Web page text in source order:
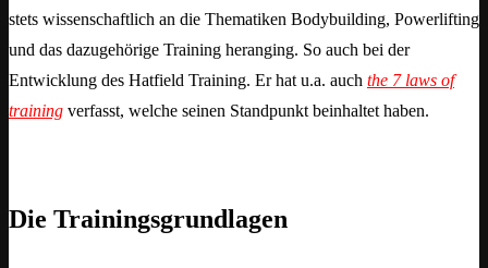
stets wissenschaftlich an die Thematiken Bodybuilding, Powerlifting
und das dazugehörige Training heranging. So auch bei der
Entwicklung des Hatfield Training. Er hat u.a. auch the 7 laws of
training verfasst, welche seinen Standpunkt beinhaltet haben.
Die Trainingsgrundlagen